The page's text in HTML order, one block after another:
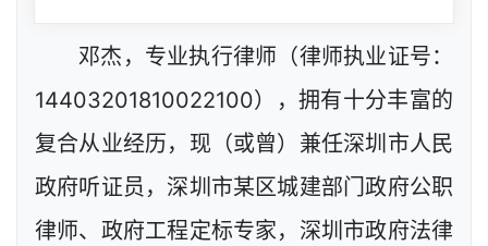
邓杰，专业执行律师（律师执业证号：
14403201810022100），拥有十分丰富的
复合从业经历，现（或曾）兼任深圳市人民
政府听证员，深圳市某区城建部门政府公职
律师、政府工程定标专家，深圳市政府法律